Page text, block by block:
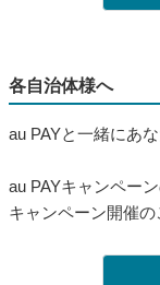
各自治体様へ
au PAYと一緒にあ
au PAYキャンペー
キャンペーン開催